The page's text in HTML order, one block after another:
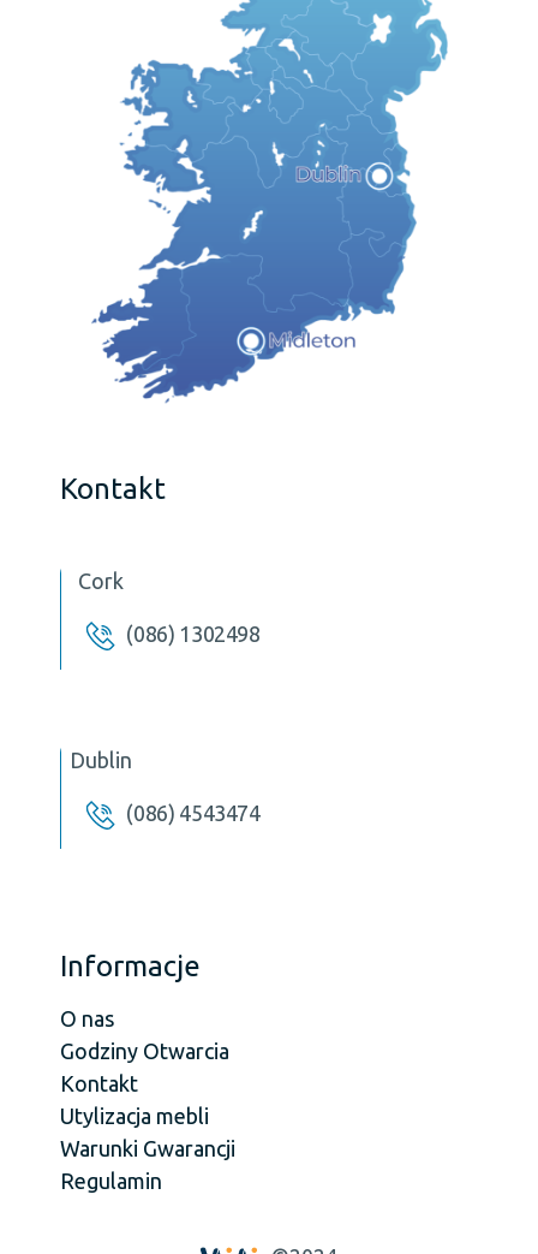
Kontakt
Cork
(086) 1302498
Dublin
(086) 4543474
Informacje
O nas
Godziny Otwarcia
Kontakt
Utylizacja mebli
Warunki Gwarancji
Regulamin